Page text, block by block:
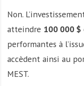
Non.
atteindre 100 000 $
performantes à
accèdent ainsi au
MEST.